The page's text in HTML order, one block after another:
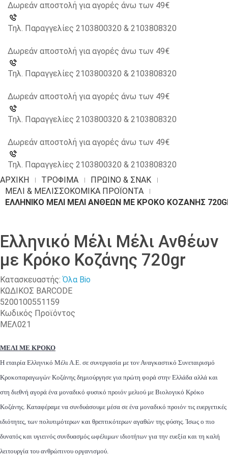
Δωρεάν αποστολή για αγορές άνω των 49€
Τηλ. Παραγγελίες 2103800320 & 2103808320
Δωρεάν αποστολή για αγορές άνω των 49€
Τηλ. Παραγγελίες 2103800320 & 2103808320
Δωρεάν αποστολή για αγορές άνω των 49€
Τηλ. Παραγγελίες 2103800320 & 2103808320
Δωρεάν αποστολή για αγορές άνω των 49€
Τηλ. Παραγγελίες 2103800320 & 2103808320
ΑΡΧΙΚΉ
ΤΡΟΦΙΜΑ
ΠΡΩΙΝΌ & ΣΝΑΚ
ΜΈΛΙ & ΜΕΛΙΣΣΟΚΟΜΙΚΆ ΠΡΟΪΌΝΤΑ
ΕΛΛΗΝΙΚΌ ΜΈΛΙ ΜΈΛΙ ΑΝΘΈΩΝ ΜΕ ΚΡΌΚΟ ΚΟΖΆΝΗΣ
Ελληνικό Μέλι Μέλι Ανθέων
με Κρόκο Κοζάνης 720gr
Κατασκευαστής:Όλα Bio
ΚΩΔΙΚΟΣ BARCODE
5200100551159
Κωδικός Προϊόντος
ΜΕΛ021
ΜΕΛΙ ΜΕ ΚΡΟΚΟ
Η εταιρία Ελληνικό Μέλι Α.Ε. σε συνεργασία με τον Αναγκαστικό Συνεταιρισμό
Κροκοπαραγωγών Κοζάνης δημιούργησε για πρώτη φορά στην Ελλάδα αλλά και
στη διεθνή αγορά ένα μοναδικό φυσικό προιόν μελιού με Βιολογικό Κρόκο
Κοζάνης. Καταφέραμε να συνδυάσουμε μέσα σε ένα μοναδικό προιόν τις ευεργετικές
ιδιότητες, των πολυτιμότερων και θρεπτικότερων αγαθών της φύσης. Ίσως ο πιο
δυνατός και υγιεινός συνδυασμός ωφέλιμων ιδιοτήτων για την ευεξία και τη καλή
λειτουργία του ανθρώπινου οργανισμού.